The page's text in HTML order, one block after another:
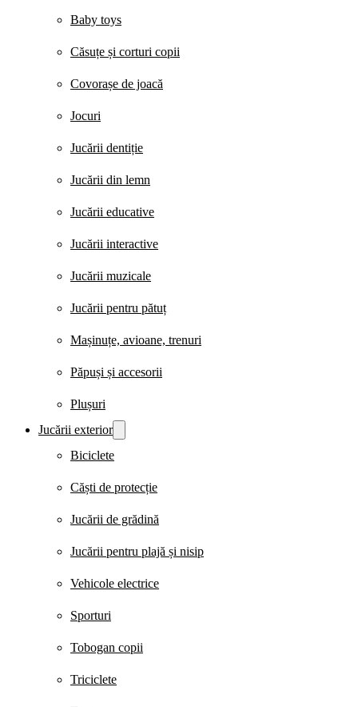
Baby toys
Căsuțe și corturi copii
Covorașe de joacă
Jocuri
Jucării dentiție
Jucării din lemn
Jucării educative
Jucării interactive
Jucării muzicale
Jucării pentru pătuț
Mașinuțe, avioane, trenuri
Păpuși și accesorii
Plușuri
Jucării exterior
Biciclete
Căști de protecție
Jucării de grădină
Jucării pentru plajă și nisip
Vehicole electrice
Sporturi
Tobogan copii
Triciclete